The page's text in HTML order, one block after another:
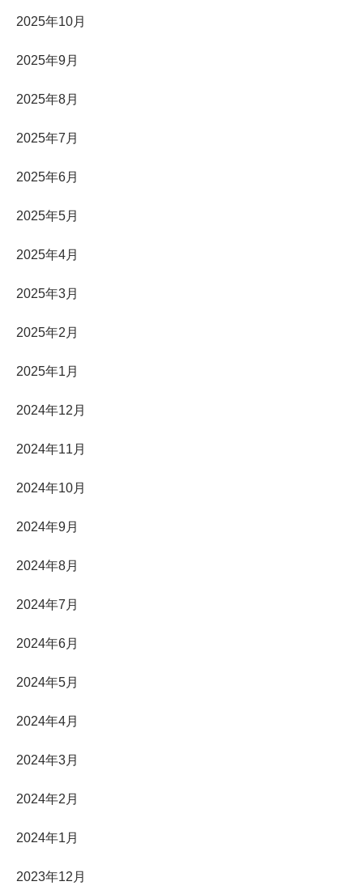
2025年10月
2025年9月
2025年8月
2025年7月
2025年6月
2025年5月
2025年4月
2025年3月
2025年2月
2025年1月
2024年12月
2024年11月
2024年10月
2024年9月
2024年8月
2024年7月
2024年6月
2024年5月
2024年4月
2024年3月
2024年2月
2024年1月
2023年12月